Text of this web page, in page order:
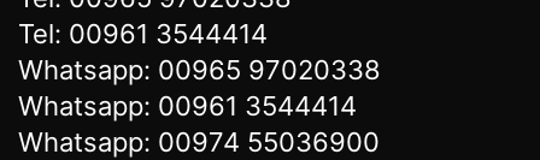
Tel: 00961 3544414
Whatsapp: 00965 97020338
Whatsapp: 00961 3544414
Whatsapp: 00974 55036900